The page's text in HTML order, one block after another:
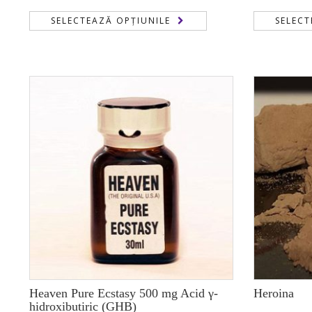
de
prețuri:
până
la
SELECTEAZĂ OPȚIUNILE
Heaven Pure Ecstasy 500 mg Acid γ-
hidroxibutiric (GHB)
Heroina